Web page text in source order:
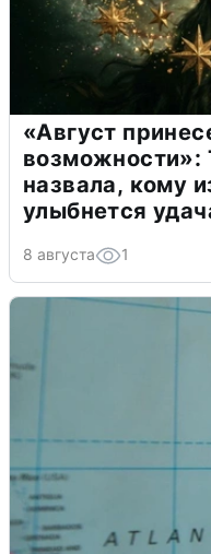
«Август
возможности»:
назвала, кому
улыбнется
8 августа 1